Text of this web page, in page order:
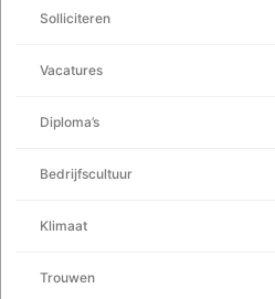
Solliciteren
Vacatures
Diploma’s
Bedrijfscultuur
Klimaat
Trouwen